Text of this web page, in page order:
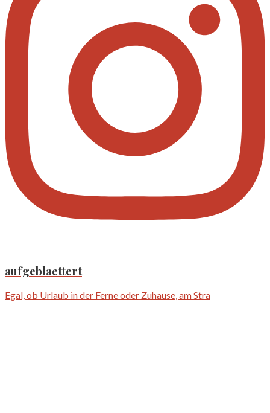
aufgeblaettert
Egal, ob Urlaub in der Ferne oder Zuhause, am Stra